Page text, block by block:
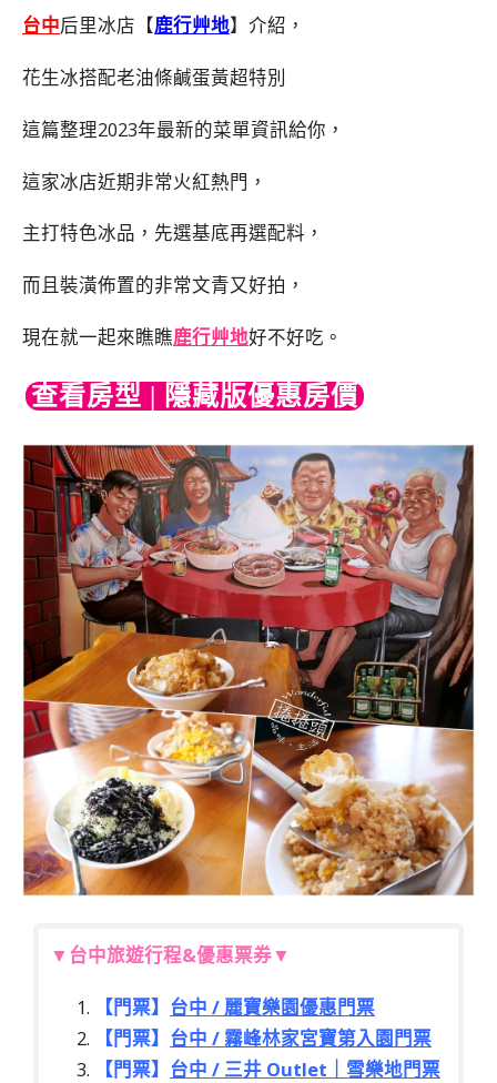
台中后里冰店【鹿行艸地】介紹，
花生冰搭配老油條鹹蛋黃超特別
這篇整理2023年最新的菜單資訊給你，
這家冰店近期非常火紅熱門，
主打特色冰品，先選基底再選配料，
而且裝潢佈置的非常文青又好拍，
現在就一起來瞧瞧鹿行艸地好不好吃。
查看房型 | 隱藏版優惠房價
▼台中旅遊行程&優惠票券▼
【門票】 台中 / 麗寶樂園優惠門票
【門票】 台中 / 霧峰林家宮寶第入園門票
【門票】 台中 / 三井 Outlet｜雪樂地門票